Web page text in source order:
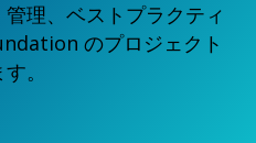
理、ベストプラクティ
のプロジェクト
。